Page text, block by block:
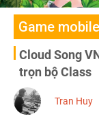
Game mobile
Cloud Song
trọn bộ Class
Tran Huy